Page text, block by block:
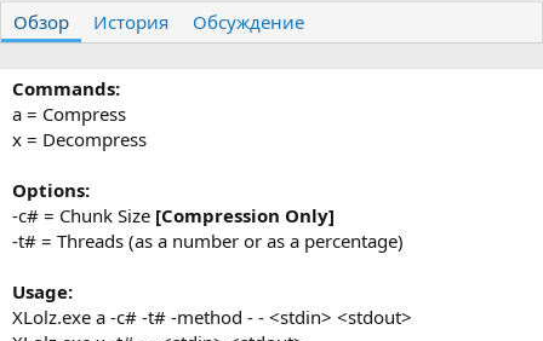
т
о
р
т
а
с
а
я
Обзор История Обсуждение
Commands:
a = Compress
x = Decompress
Options:
-c# = Chunk Size [Compression Only]
-t# = Threads (as a number or as a percentage)
Usage:
XLolz.exe a -c# -t# -method - - <stdin> <stdout>